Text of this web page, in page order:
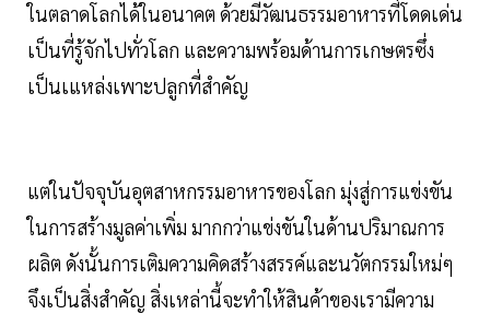
ในตลาดโลกได้ในอนาคต ด้วยมีวัฒนธรรมอาหารที่โดดเด่น
เป็นที่รู้จักไปทั่วโลก และความพร้อมด้านการเกษตรซึ่ง
เป็นเแหล่งเพาะปลูกที่สำคัญ
แต่ในปัจจุบันอุตสาหกรรมอาหารของโลก มุ่งสู่การแข่งขัน
ในการสร้างมูลค่าเพิ่ม มากกว่าแข่งขันในด้านปริมาณการ
ผลิต ดังนั้นการเติมความคิดสร้างสรรค์และนวัตกรรมใหม่ๆ
จึงเป็นสิ่งสำคัญ สิ่งเหล่านี้จะทำให้สินค้าของเรามีความ